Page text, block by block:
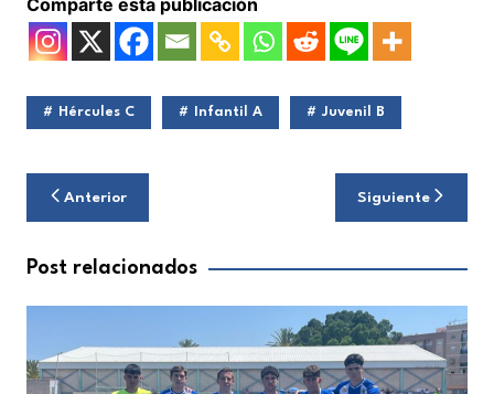
Hércules C Infantil A Juvenil B
Navegación
de
entradas
Anterior Siguiente
Post relacionados